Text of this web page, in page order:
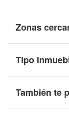
Zonas
Tipo
También te